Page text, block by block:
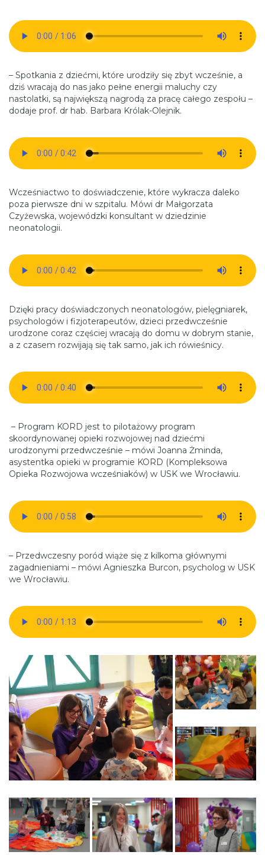
– Spotkania z dziećmi, które urodziły się zbyt wcześnie, a
dziś wracają do nas jako pełne energii maluchy czy
nastolatki, są największą nagrodą za pracę całego zespołu –
dodaje prof. dr hab. Barbara Królak-Olejnik.
Wcześniactwo to doświadczenie, które wykracza daleko
poza pierwsze dni w szpitalu. Mówi dr Małgorzata
Czyżewska, wojewódzki konsultant w dziedzinie
neonatologii.
Dzięki pracy doświadczonych neonatologów, pielęgniarek,
psychologów i fizjoterapeutów, dzieci przedwcześnie
urodzone coraz częściej wracają do domu w dobrym stanie,
a z czasem rozwijają się tak samo, jak ich rówieśnicy.
– Program KORD jest to pilotażowy program
skoordynowanej opieki rozwojowej nad dziećmi
urodzonymi przedwcześnie – mówi Joanna Żminda,
asystentka opieki w programie KORD (Kompleksowa
Opieka Rozwojowa wcześniaków) w USK we Wrocławiu.
– Przedwczesny poród wiąże się z kilkoma głównymi
zagadnieniami – mówi Agnieszka Burcon, psycholog w USK
we Wrocławiu.